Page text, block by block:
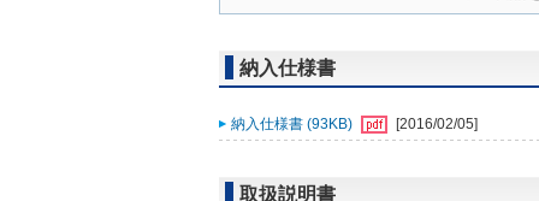
納入仕様書
納入仕様書 (93KB) [2016/02/05]
取扱説明書